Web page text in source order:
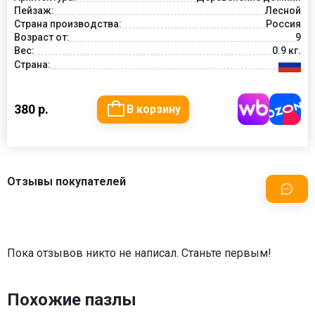
Пейзаж:
Лесной
Страна производства:
Россия
Возраст от:
9
Вес:
0.9 кг.
Страна:
380 р. В корзину
Отзывы покупателей
Пока отзывов никто не написал. Станьте первым!
Похожие пазлы